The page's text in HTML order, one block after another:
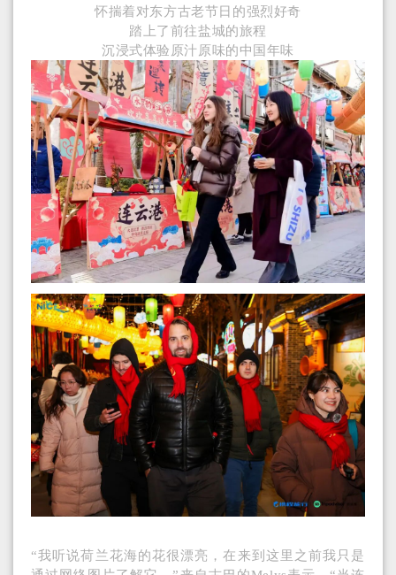
怀揣着对东方古老节日的强烈好奇
踏上了前往盐城的旅程
沉浸式体验原汁原味的中国年味
“我听说荷兰花海的花很漂亮，在来到这里之前我只是